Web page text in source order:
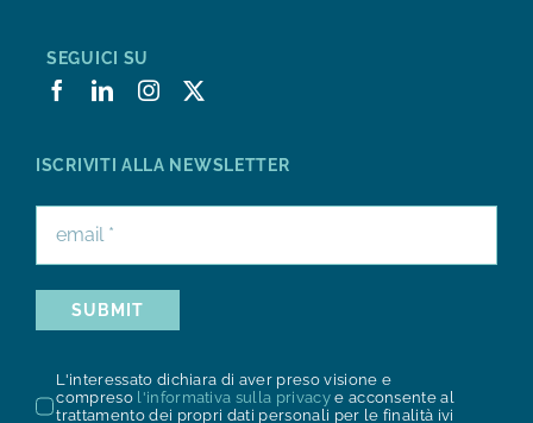
SEGUICI SU
ISCRIVITI ALLA NEWSLETTER
SUBMIT
L'interessato dichiara di aver preso visione e
compreso l'informativa sulla privacye acconsente al
trattamento dei propri dati personali per le finalità ivi